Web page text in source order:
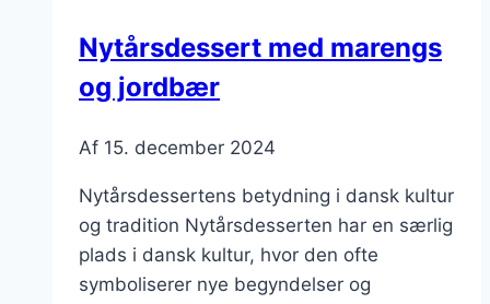
Nytårsdessert med marengs
og jordbær
Af 15. december 2024
Nytårsdessertens betydning i dansk kultur
og tradition Nytårsdesserten har en særlig
plads i dansk kultur, hvor den ofte
symboliserer nye begyndelser og